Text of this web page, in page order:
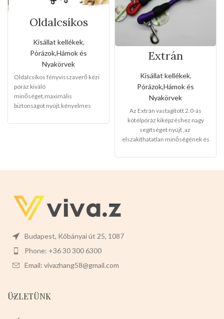
Oldalcsíkos
fényvisszaverő
kézi póráz(Nagy
méret)
Kisállat kellékek,
Pórázok,Hámok és
Nyakörvek
Oldalcsíkos fényvisszaverő kézi
póráz kiváló
minőséget,maximális
biztonságot nyújt,kényelmes
számára,rozsdamentes fém
rugalmassága)
-1,3cm vastag
-PIROS-KÉK -NEONZÖLD-
FEKETE
jönnek fel ezekért,elég gyorsan
Válasszon ön nyugodtan a
termék magas minőségét!
Extrán
vastagított 2.0-ás
kötélpóráz
Kisállat kellékek,
Pórázok,Hámok és
Nyakörvek
Az Extrán vastagított 2.0-ás
kötélpóráz kiképzéshez nagy
segítséget nyújt ,az
elszakíthatatlan minőségének és
köszönhetően a kedvencek
Budapest, Kőbányai út 25, 1087
Phone: +36 30 300 6300
Email: vivazhang58@gmail.com
ÜZLETÜNK